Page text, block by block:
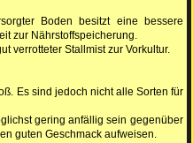
Boden besitzt eine bessere
zur Nährstoffspeicherung.
verrotteter Stallmist zur Vorkultur.
Es sind jedoch nicht alle Sorten für
gering anfällig sein gegenüber
guten Geschmack aufweisen.